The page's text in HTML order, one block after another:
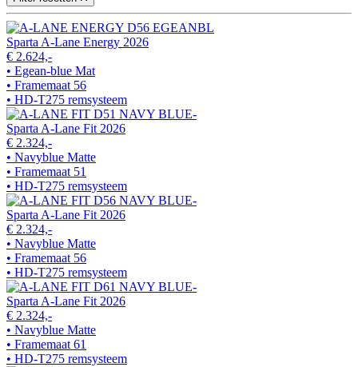
Sparta A-Lane Energy 2026
€ 2.624,-
• Egean-blue Mat
• Framemaat 56
• HD-T275 remsysteem
Sparta A-Lane Fit 2026
€ 2.324,-
• Navyblue Matte
• Framemaat 51
• HD-T275 remsysteem
Sparta A-Lane Fit 2026
€ 2.324,-
• Navyblue Matte
• Framemaat 56
• HD-T275 remsysteem
Sparta A-Lane Fit 2026
€ 2.324,-
• Navyblue Matte
• Framemaat 61
• HD-T275 remsysteem